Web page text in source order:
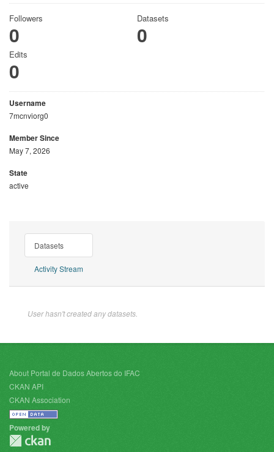
Followers
0
Datasets
0
Edits
0
Username
7mcnviorg0
Member Since
May 7, 2026
State
active
Datasets
Activity Stream
User hasn't created any datasets.
About Portal de Dados Abertos do IFAC
CKAN API
CKAN Association
Powered by